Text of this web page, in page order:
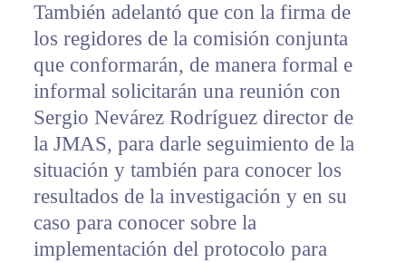
También adelantó que con la firma de
los regidores de la comisión conjunta
que conformarán, de manera formal e
informal solicitarán una reunión con
Sergio Nevárez Rodríguez director de
la JMAS, para darle seguimiento de la
situación y también para conocer los
resultados de la investigación y en su
caso para conocer sobre la
implementación del protocolo para